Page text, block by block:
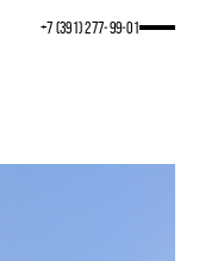
+7 (391) 277‒99‒01